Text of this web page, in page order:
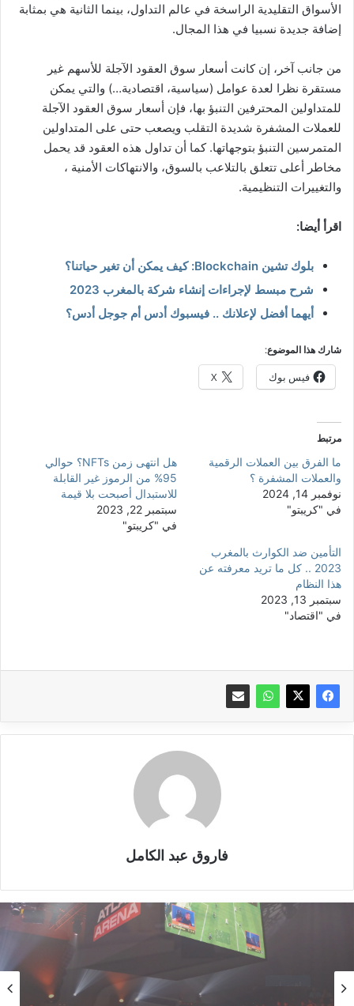
الأسواق التقليدية الراسخة في عالم التداول، بينما الثانية هي بمثابة
إضافة جديدة نسبيا في هذا المجال.
من جانب آخر، إن كانت أسعار سوق العقود الآجلة للأسهم غير
مستقرة نظرا لعدة عوامل (سياسية، اقتصادية…) والتي يمكن
للمتداولين المحترفين التنبؤ بها، فإن أسعار سوق العقود الآجلة
للعملات المشفرة شديدة التقلب ويصعب حتى على المتداولين
المتمرسين التنبؤ بتوجهاتها. كما أن تداول هذه العقود قد يحمل
مخاطر أعلى تتعلق بالتلاعب بالسوق، والانتهاكات الأمنية ،
والتغييرات التنظيمية.
اقرأ أيضا:
بلوك تشين Blockchain: كيف يمكن أن تغير حياتنا؟
شرح مبسط لإجراءات إنشاء شركة بالمغرب 2023
أيهما أفضل لإعلانك .. فيسبوك أدس أم جوجل أدس؟
شارك هذا الموضوع:
فيس بوك X
مرتبط
ما الفرق بين العملات الرقمية
والعملات المشفرة ؟
نوفمبر 14, 2024
في "كريبتو"
هل انتهى زمن NFTs؟ حوالي
95% من الرموز غير القابلة
للاستبدال أصبحت بلا قيمة
سبتمبر 22, 2023
في "كريبتو"
التأمين ضد الكوارث بالمغرب
2023 .. كل ما تريد معرفته عن
هذا النظام
سبتمبر 13, 2023
في "اقتصاد"
فاروق عبد الكامل
يونيو 20, 2025